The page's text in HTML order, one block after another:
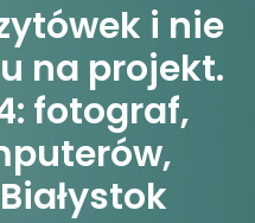
i nie
na projekt.
fotograf,